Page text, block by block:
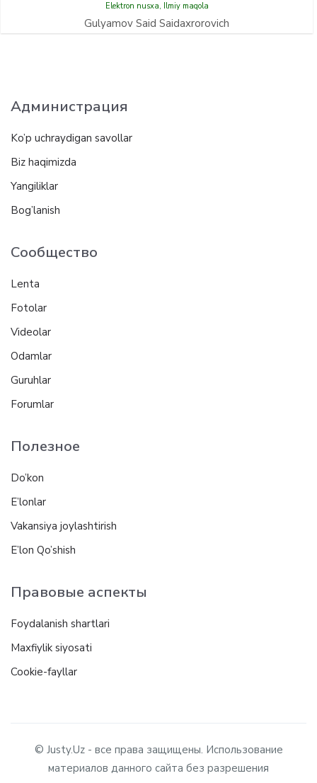
Elektron nusxa, Ilmiy maqola
Gulyamov Said Saidaxrorovich
Администрация
Ko’p uchraydigan savollar
Biz haqimizda
Yangiliklar
Bog’lanish
Сообщество
Lenta
Fotolar
Videolar
Odamlar
Guruhlar
Forumlar
Полезное
Do’kon
E’lonlar
Vakansiya joylashtirish
E’lon Qo’shish
Правовые аспекты
Foydalanish shartlari
Maxfiylik siyosati
Cookie-fayllar
© Justy.Uz - все права защищены. Использование
материалов данного сайта без разрешения